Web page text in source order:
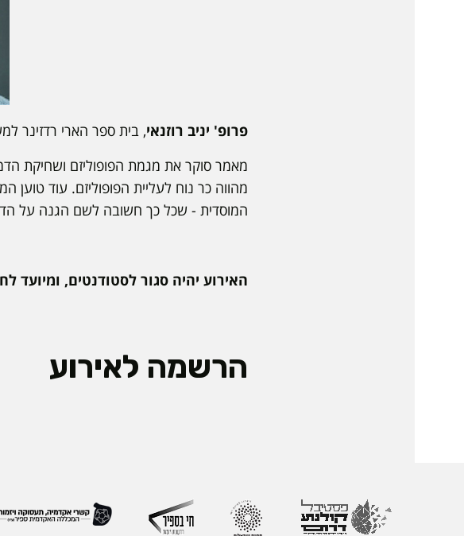
פרופ' יניב רוזנאי, בית ספר הארי רדזינר
מאמר סוקר את מגמת הפופוליזם ושחיקת
מהווה כר נוח לעליית הפופוליזם. עוד
המוסדית - שכל כך חשובה לשם הגנה על
האירוע יהיה סגור לסטודנטים, ומיועד
הרשמה לאירוע